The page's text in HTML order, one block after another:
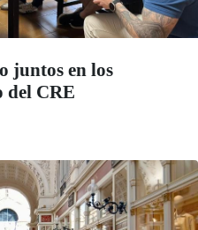
juntos en los
del CRE